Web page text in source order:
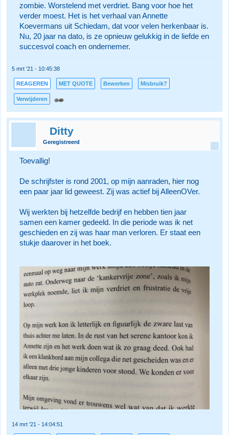
zombie. Worstelend met verdriet. Bang voor hoe het
verder moest. Het is het verhaal van Annette
Koevermans uit Schiedam, dat voor velen herkenbaar is.
Nu, 20 jaar na dato, is ze opnieuw gelukkig in de liefde en
succesvol coach en ondernemer.
5 mrt '21 - 10:45:38
REAGEREN MET QUOTE Bewerken Misbruik?
Verwijderen
Ditty
Geregistreerd
Toevallig!
De schrijfster is rond 2001, op mijn aanraden, hier nog
een paar jaar lid geweest. Zij was actief bij AlleenOVer.
Wij werkten bij hetzelfde bedrijf en hebben tien jaar
samen een kamer gedeeld. In die periode was ik net
geschieden en zij was haar man verloren. Er staat een
stukje daarover in het boek.
14 mrt '21 - 14:04:51